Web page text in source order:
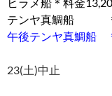
テンヤ真鯛船 ＊
午後テンヤ真鯛船
23(土)中止